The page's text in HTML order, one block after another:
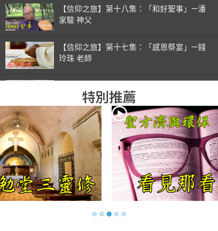
【信仰之旅】第十八集：「和好聖事」—潘
家駿 神父
【信仰之旅】第十七集：「感恩祭宴」—錢
玲珠 老師
錢玲珠 老師
【信仰之旅】第十五集：「入門聖事」—錢
玲珠 老師
【信仰之旅】第十四集：「天主十誡(下)」
—金毓瑋 神父
【信仰之旅】第十三集：「天主十誡(上)」
—金毓瑋 神父
特別推薦
●●●●●